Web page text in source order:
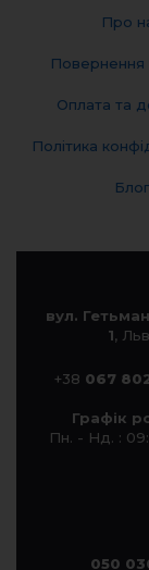
Про
Повернення
Оплата та
Політика
Блог
вул.
1,
+38 067
Графік
Пн. - Нд. :
050